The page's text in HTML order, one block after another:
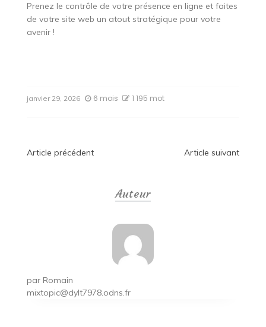
Prenez le contrôle de votre présence en ligne et faites
de votre site web un atout stratégique pour votre
avenir !
janvier 29, 2026 6 mois 1 195 mot
Navigation
Article précédent Article suivant
Auteur
par Romain
mixtopic@dylt7978.odns.fr